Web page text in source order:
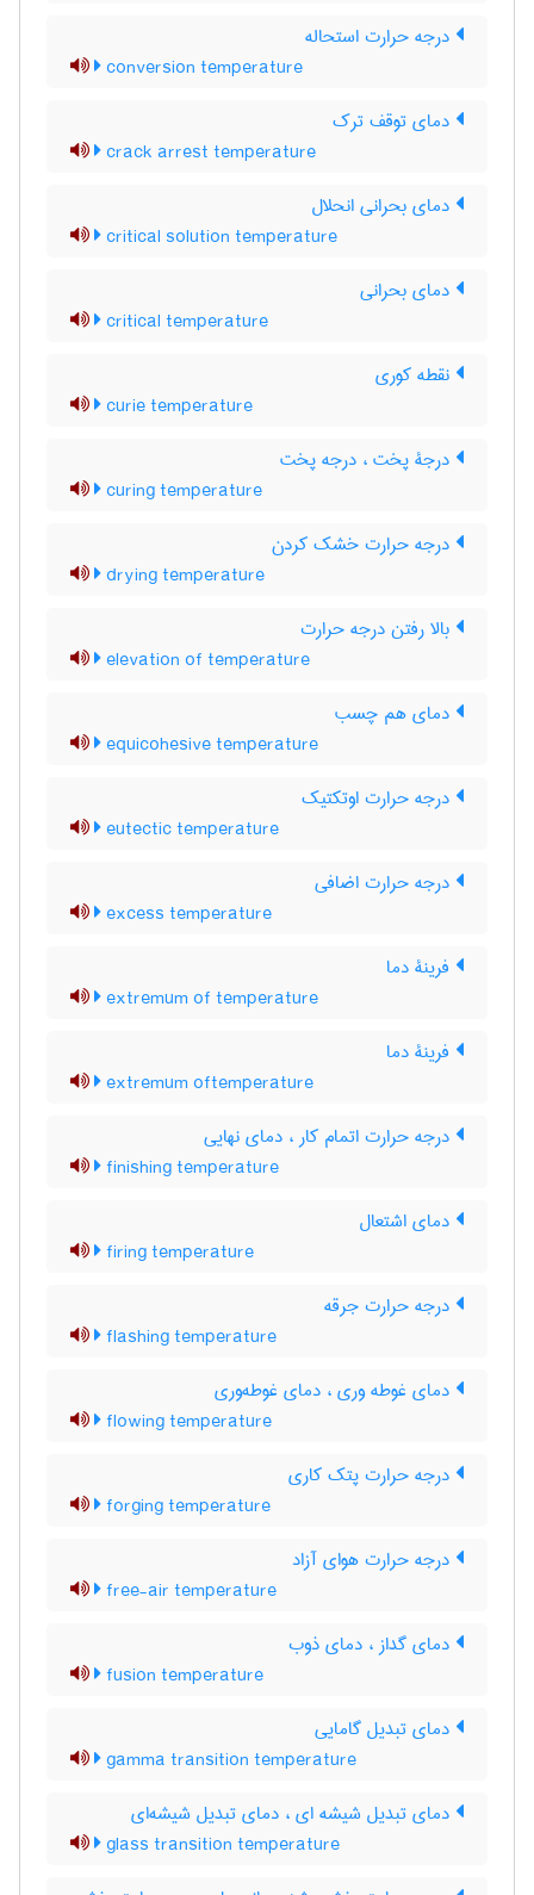
درجه حرارت استحاله
conversion temperature
دمای توقف ترک
crack arrest temperature
دمای بحرانی انحلال
critical solution temperature
دمای بحرانی
critical temperature
نقطه کوری
curie temperature
درجۀ پخت ، درجه پخت
curing temperature
درجه حرارت خشک کردن
drying temperature
بالا رفتن درجه حرارت
elevation of temperature
دمای هم چسب
equicohesive temperature
درجه حرارت اوتکتیک
eutectic temperature
درجه حرارت اضافی
excess temperature
فرینۀ دما
extremum of temperature
فرینۀ دما
extremum oftemperature
درجه حرارت اتمام کار ، دمای نهایی
finishing temperature
دمای اشتعال
firing temperature
درجه حرارت جرقه
flashing temperature
دمای غوطه وری ، دمای غوطه‌وری
flowing temperature
درجه حرارت پتک کاری
forging temperature
درجه حرارت هوای آزاد
free-air temperature
دمای گداز ، دمای ذوب
fusion temperature
دمای تبدیل گامایی
gamma transition temperature
دمای تبدیل شیشه ای ، دمای تبدیل شیشه‌ای
glass transition temperature